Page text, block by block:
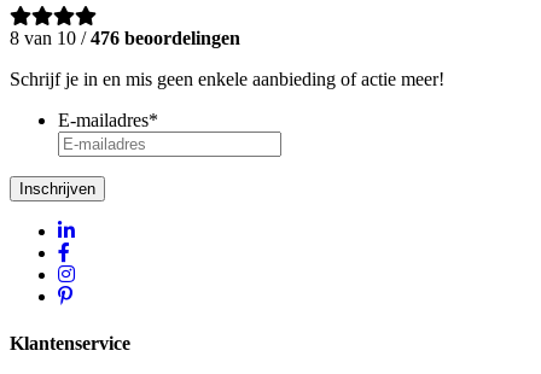
8 van 10 /476 beoordelingen
Schrijf je in en mis geen enkele aanbieding of actie meer!
E-mailadres*
Inschrijven
Klantenservice